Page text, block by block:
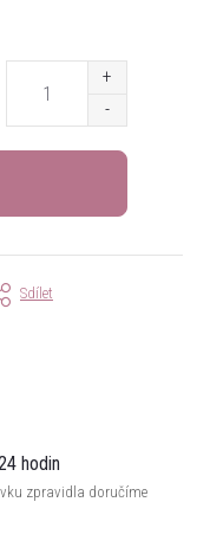
Sdílet
hodin
zpravidla doručíme